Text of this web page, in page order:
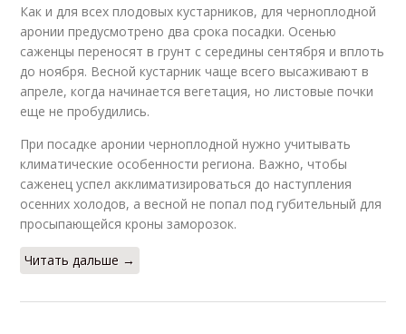
Как и для всех плодовых кустарников, для черноплодной
аронии предусмотрено два срока посадки. Осенью
саженцы переносят в грунт с середины сентября и вплоть
до ноября. Весной кустарник чаще всего высаживают в
апреле, когда начинается вегетация, но листовые почки
еще не пробудились.
При посадке аронии черноплодной нужно учитывать
климатические особенности региона. Важно, чтобы
саженец успел акклиматизироваться до наступления
осенних холодов, а весной не попал под губительный для
просыпающейся кроны заморозок.
Читать дальше →